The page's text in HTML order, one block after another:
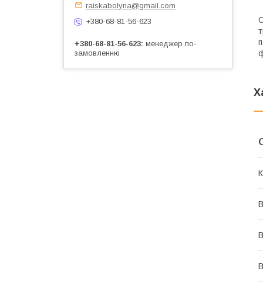
raiskabolyna@gmail.com
+380-68-81-56-623
+380-68-81-56-623 менеджер по-
замовленню